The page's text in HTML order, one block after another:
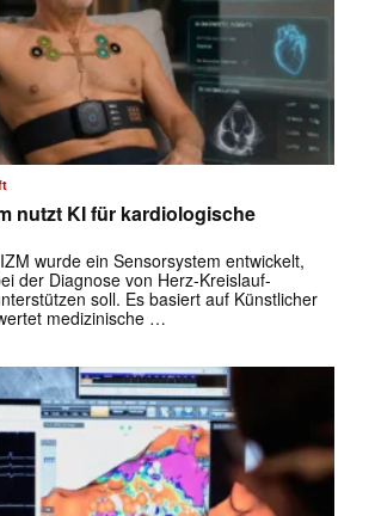
✕
nutzt KI für kardiologische
wurde ein Sensorsystem entwickelt,
der Diagnose von Herz-Kreislauf-
soll. Es basiert auf Künstlicher
medizinische …